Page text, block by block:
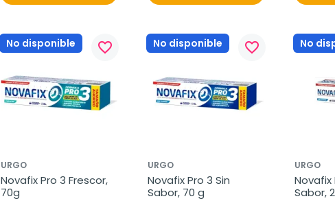
No disponible favorite_border
URGO
Novafix Pro 3 Frescor,
70g
No disponible favorite_border
URGO
Novafix Pro 3 Sin
Sabor, 70 g
No
URGO
Novafix
Sabor,